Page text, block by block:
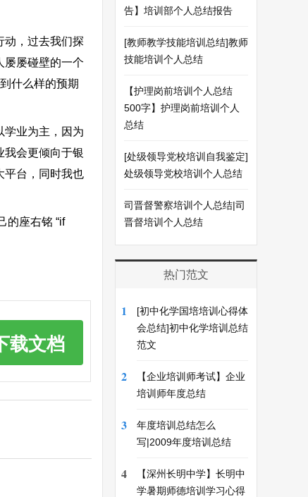
，过去我们探
屡屡碰壁的一个
什么样的预期
业为主，因为
我会更倾向于银
平台，同时我也
的座右铭 “if
载文档
告】培训部个人总结报告
[教师教学技能培训总结]教师
技能培训个人总结
【护理岗前培训个人总结
500字】护理岗前培训个人
总结
[处级领导党校培训自我鉴定]
处级领导党校培训个人总结
司晋督警察培训个人总结|司
晋督培训个人总结
热门范文
1
[初中化学国培培训心得体
会总结]初中化学培训总结
范文
2
【企业培训师考试】企业
培训师年度总结
3
年度培训总结怎么
写|2009年度培训总结
4
【深州长明中学】长明中
学暑期师德培训学习心得